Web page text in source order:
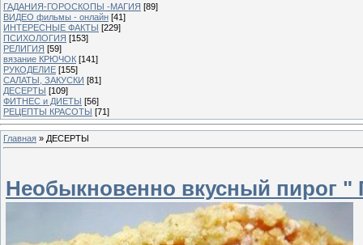
ГАДАНИЯ-ГОРОСКОПЫ -МАГИЯ [89]
ВИДЕО фильмы - онлайн [41]
ИНТЕРЕСНЫЕ ФАКТЫ [229]
ПСИХОЛОГИЯ [153]
РЕЛИГИЯ [59]
вязание КРЮЧОК [141]
РУКОДЕЛИЕ [155]
САЛАТЫ, ЗАКУСКИ [81]
ДЕСЕРТЫ [109]
ФИТНЕС и ДИЕТЫ [56]
РЕЦЕПТЫ КРАСОТЫ [71]
Главная » ДЕСЕРТЫ
Необыкновенно вкусный пирог "